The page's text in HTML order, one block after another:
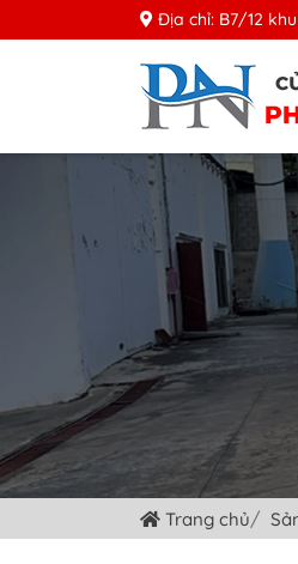
Địa chỉ: B7/12
Trang chủ